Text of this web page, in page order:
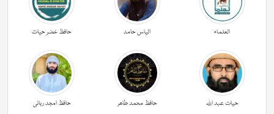
العلماء الیاس حامد حافظ خضر حیات
حیات عبد اللہ حافظ محمد طاھر حافظ امجد ربانی